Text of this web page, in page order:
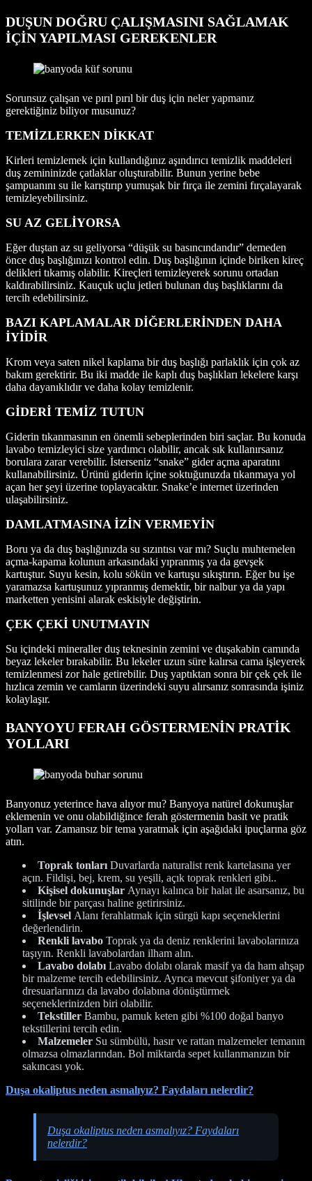
DUŞUN DOĞRU ÇALIŞMASINI SAĞLAMAK
İÇİN YAPILMASI GEREKENLER
Sorunsuz çalışan ve pırıl pırıl bir duş için neler yapmanız
gerektiğiniz biliyor musunuz?
TEMİZLERKEN DİKKAT
Kirleri temizlemek için kullandığınız aşındırıcı temizlik maddeleri
duş zemininizde çatlaklar oluşturabilir. Bunun yerine bebe
şampuanını su ile karıştırıp yumuşak bir fırça ile zemini fırçalayarak
temizleyebilirsiniz.
SU AZ GELİYORSA
Eğer duştan az su geliyorsa “düşük su basıncındandır” demeden
önce duş başlığınızı kontrol edin. Duş başlığının içinde biriken kireç
delikleri tıkamış olabilir. Kireçleri temizleyerek sorunu ortadan
kaldırabilirsiniz. Kauçuk uçlu jetleri bulunan duş başlıklarını da
tercih edebilirsiniz.
BAZI KAPLAMALAR DİĞERLERİNDEN DAHA
İYİDİR
Krom veya saten nikel kaplama bir duş başlığı parlaklık için çok az
bakım gerektirir. Bu iki madde ile kaplı duş başlıkları lekelere karşı
daha dayanıklıdır ve daha kolay temizlenir.
GİDERİ TEMİZ TUTUN
Giderin tıkanmasının en önemli sebeplerinden biri saçlar. Bu konuda
lavabo temizleyici size yardımcı olabilir, ancak sık kullanırsanız
borulara zarar verebilir. İsterseniz “snake” gider açma aparatını
kullanabilirsiniz. Ürünü giderin içine soktuğunuzda tıkanmaya yol
açan her şeyi üzerine toplayacaktır. Snake’e internet üzerinden
ulaşabilirsiniz.
DAMLATMASINA İZİN VERMEYİN
Boru ya da duş başlığınızda su sızıntısı var mı? Suçlu muhtemelen
açma-kapama kolunun arkasındaki yıpranmış ya da gevşek
kartuştur. Suyu kesin, kolu sökün ve kartuşu sıkıştırın. Eğer bu işe
yaramazsa kartuşunuz yıpranmış demektir, bir nalbur ya da yapı
marketten yenisini alarak eskisiyle değiştirin.
ÇEK ÇEKİ UNUTMAYIN
Su içindeki mineraller duş teknesinin zemini ve duşakabin camında
beyaz lekeler bırakabilir. Bu lekeler uzun süre kalırsa cama işleyerek
temizlenmesi zor hale getirebilir. Duş yaptıktan sonra bir çek çek ile
hızlıca zemin ve camların üzerindeki suyu alırsanız sonrasında işiniz
kolaylaşır.
BANYOYU FERAH GÖSTERMENİN PRATİK
YOLLARI
Banyonuz yeterince hava alıyor mu? Banyoya natürel dokunuşlar
eklemenin ve onu olabildiğince ferah göstermenin basit ve pratik
yolları var. Zamansız bir tema yaratmak için aşağıdaki ipuçlarına göz
atın.
Toprak tonları Duvarlarda naturalist renk kartelasına yer
açın. Fildişi, bej, krem, su yeşili, açık toprak renkleri gibi..
Kişisel dokunuşlar Aynayı kalınca bir halat ile asarsanız, bu
sitilinde bir parçası haline getirirsiniz.
İşlevsel Alanı ferahlatmak için sürgü kapı seçeneklerini
değerlendirin.
Renkli lavabo Toprak ya da deniz renklerini lavabolarınıza
taşıyın. Renkli lavabolardan ilham alın.
Lavabo dolabı Lavabo dolabı olarak masif ya da ham ahşap
bir malzeme tercih edebilirsiniz. Ayrıca mevcut şifoniyer ya da
dresuarlarınızı da lavabo dolabına dönüştürmek
seçeneklerinizden biri olabilir.
Tekstiller Bambu, pamuk keten gibi %100 doğal banyo
tekstillerini tercih edin.
Malzemeler Su sümbülü, hasır ve rattan malzemeler temanın
olmazsa olmazlarından. Bol miktarda sepet kullanmanızın bir
sakıncası yok.
Duşa okaliptus neden asmalıyız? Faydaları nelerdir?
Duşa okaliptus neden asmalıyız? Faydaları
nelerdir?